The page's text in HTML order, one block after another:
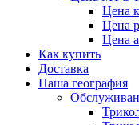
Цена
Цена
Цена
Как купить
Доставка
Наша география